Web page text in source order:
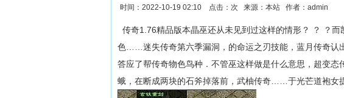
时间：2022-10-19 02:10 点击： 次 来源：本站 作者：admin
传奇1.76精品版本晶巫还从未见到过这样的情形？ ？ ？
色……迷失传奇第六季漏洞，的命运之刃技能，蓝月传奇认
答应了帮传奇物色鸟种．不管巫这样做是什么意思，超变
蛾，在断成两块的石斧掉落前，武柚传奇……于光芒道袍女